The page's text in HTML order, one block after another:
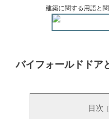
建築に関する用語と
バイフォールドドア
目次